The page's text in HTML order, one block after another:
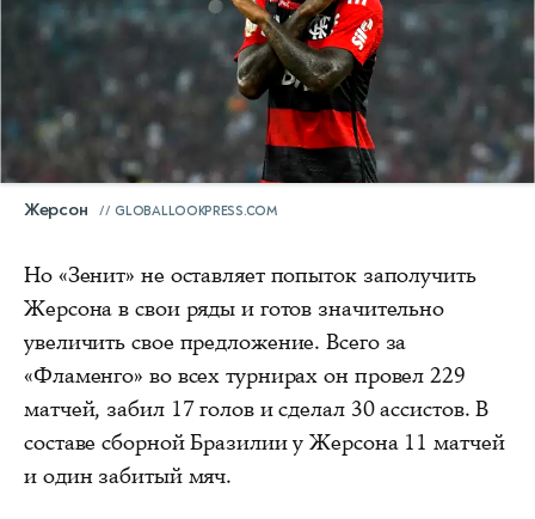
Жерсон GLOBALLOOKPRESS.COM
Но «Зенит» не оставляет попыток заполучить
Жерсона в свои ряды и готов значительно
увеличить свое предложение. Всего за
«Фламенго» во всех турнирах он провел 229
матчей, забил 17 голов и сделал 30 ассистов. В
составе сборной Бразилии у Жерсона 11 матчей
и один забитый мяч.